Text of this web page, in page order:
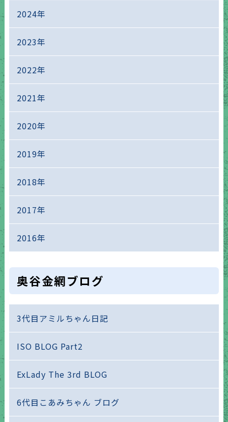
2024年
2023年
2022年
2021年
2020年
2019年
2018年
2017年
2016年
奥谷金網ブログ
3代目アミルちゃん日記
ISO BLOG Part2
ExLady The 3rd BLOG
6代目こあみちゃん ブログ